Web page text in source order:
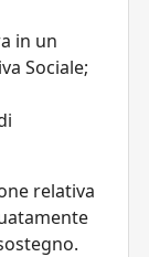
in un
Sociale;
relativa